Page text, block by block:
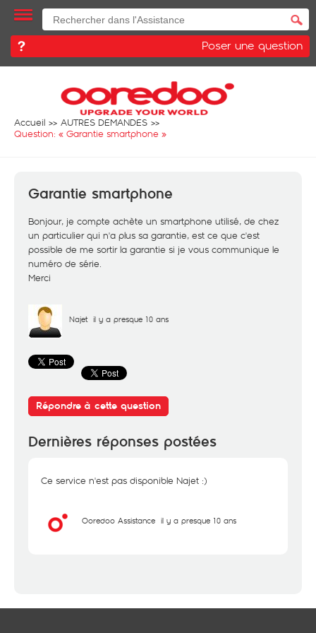
Poser une question
Accueil
AUTRES DEMANDES
Question: « Garantie smartphone »
Garantie smartphone
Bonjour, je compte achète un smartphone utilisé, de chez
un particulier qui n'a plus sa garantie, est ce que c'est
possible de me sortir la garantie si je vous communique le
numéro de série.
Merci
Najet il y a presque 10 ans
Répondre à cette question
Dernières réponses postées
Ce service n'est pas disponible Najet :)
Ooredoo Assistance il y a presque 10 ans